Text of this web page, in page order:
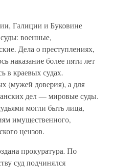
Галиции и Буковине
военные,
Дела о преступлениях,
наказание более пяти лет
в краевых судах.
(мужей доверия), а для
дел — мировые суды.
могли быть лица,
имущественного,
цензов.
прокуратура. По
суд подчинялся